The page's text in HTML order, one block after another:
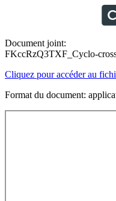
Document joint:
FKccRzQ3TXF_Cyclo-
Cliquez pour accéder au
Format du document: